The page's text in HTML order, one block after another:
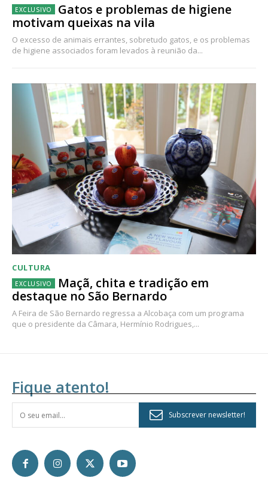
Gatos e problemas de higiene
motivam queixas na vila
O excesso de animais errantes, sobretudo gatos, e os problemas
de higiene associados foram levados à reunião da...
CULTURA
Maçã, chita e tradição em
destaque no São Bernardo
A Feira de São Bernardo regressa a Alcobaça com um programa
que o presidente da Câmara, Hermínio Rodrigues,...
Fique atento!
Subscrever newsletter!